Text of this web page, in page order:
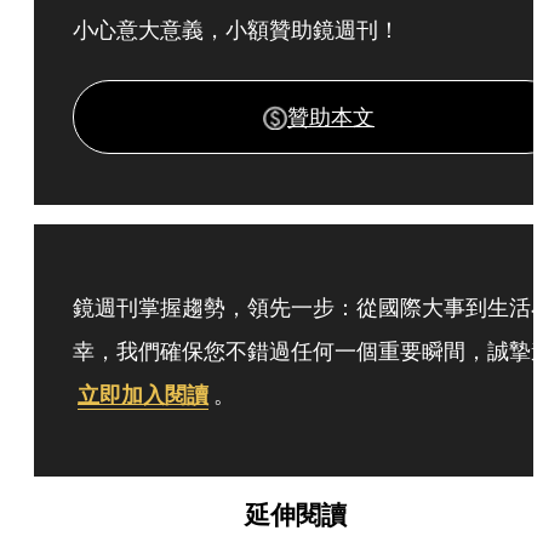
小心意大意義，小額贊助鏡週刊！
贊助本文
鏡週刊掌握趨勢，領先一步：從國際大事到生活
幸，我們確保您不錯過任何一個重要瞬間，誠摯
立即加入閱讀 。
延伸閱讀